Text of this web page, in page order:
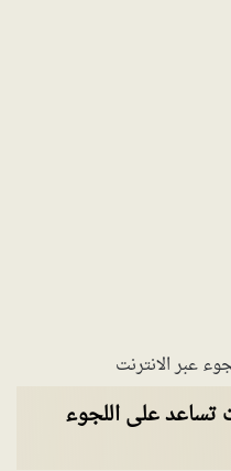
عبر الانترنت
تساعد على اللجوء